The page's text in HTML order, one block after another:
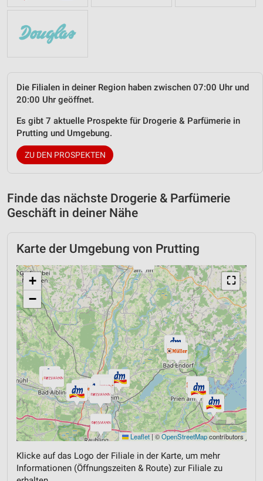
Die Filialen in deiner Region haben zwischen 07:00 Uhr und
20:00 Uhr geöffnet.
Es gibt 7 aktuelle Prospekte für Drogerie & Parfümerie in
Prutting und Umgebung.
ZU DEN PROSPEKTEN
Finde das nächste Drogerie & Parfümerie
Geschäft in deiner Nähe
Karte der Umgebung von Prutting
⛶
+
−
Leaflet | ©OpenStreetMapcontributors
Klicke auf das Logo der Filiale in der Karte, um mehr
Informationen (Öffnungszeiten & Route) zur Filiale zu